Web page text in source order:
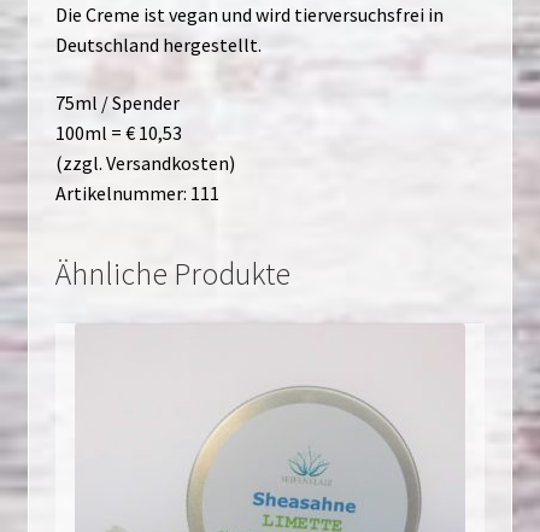
Die Creme ist vegan und wird tierversuchsfrei in
Deutschland hergestellt.
75ml / Spender
100ml = € 10,53
(zzgl. Versandkosten)
Artikelnummer: 111
Ähnliche Produkte